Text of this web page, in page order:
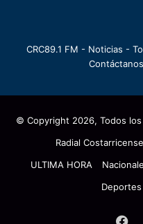
CRC89.1 FM - Noticias -
© Copyright 2026, Todos
Radial Costarricense
ULTIMA HORA
Deportes